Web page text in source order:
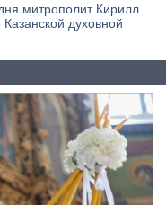
митрополит Кирилл
духовной